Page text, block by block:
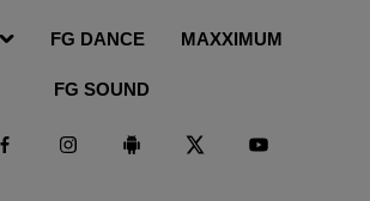
FG DANCE MAXXIMUM
FG SOUND